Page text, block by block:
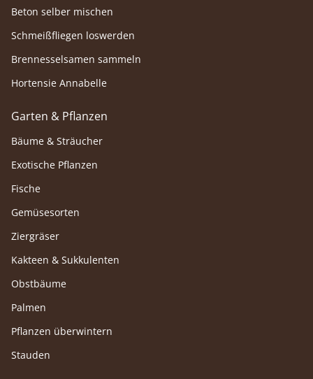
Beton selber mischen
Schmeißfliegen loswerden
Brennesselsamen sammeln
Hortensie Annabelle
Garten & Pflanzen
Bäume & Sträucher
Exotische Pflanzen
Fische
Gemüsesorten
Ziergräser
Kakteen & Sukkulenten
Obstbäume
Palmen
Pflanzen überwintern
Stauden